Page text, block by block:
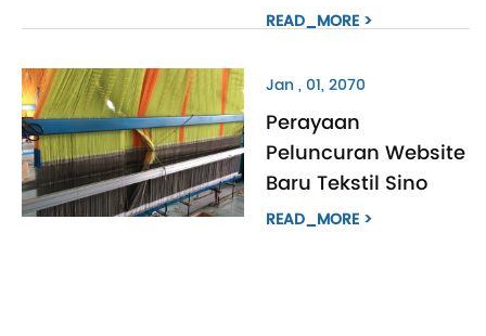
READ_MORE >
Jan , 01, 2070
Perayaan
Peluncuran Website
Baru Tekstil Sino
READ_MORE >